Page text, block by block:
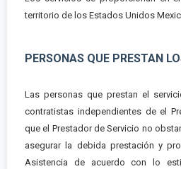
territorio de los Estados Unidos
PERSONAS QUE PRESTAN
Las personas que prestan el
contratistas independientes de el
que el Prestador de Servicio no
asegurar la debida prestación y
Asistencia de acuerdo con lo